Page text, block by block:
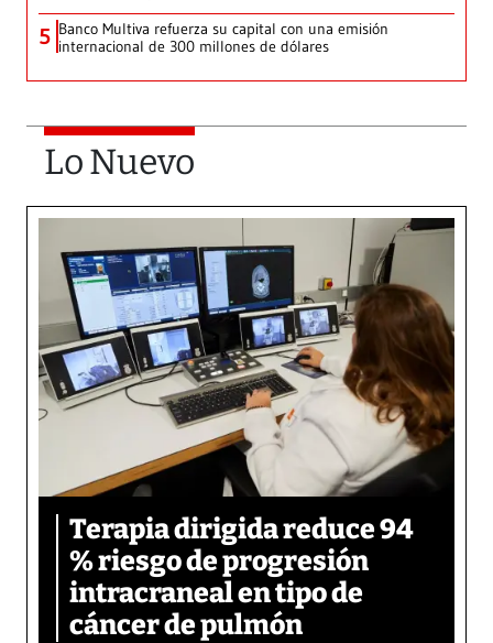
5 Banco Multiva refuerza su capital con una emisión
internacional de 300 millones de dólares
Lo Nuevo
Terapia dirigida reduce 94
% riesgo de progresión
intracraneal en tipo de
cáncer de pulmón